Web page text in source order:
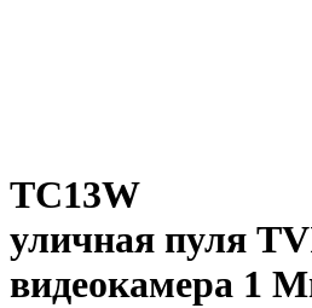
TC13W
уличная пуля
видеокамера 1